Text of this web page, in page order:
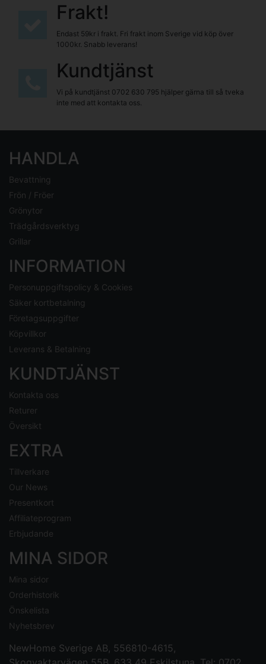
Frakt!
Endast 59kr i frakt. Fri frakt inom Sverige vid köp över
1000kr. Snabb leverans!
Kundtjänst
Vi på kundtjänst 0702 630 795 hjälper gärna till så tveka
inte med att kontakta oss.
HANDLA
Bevattning
Frön / Fröer
Grönytor
Trädgårdsverktyg
Grillar
INFORMATION
Personuppgiftspolicy & Cookies
Säker kortbetalning
Företagsuppgifter
Köpvillkor
Leverans & Betalning
KUNDTJÄNST
Kontakta oss
Returer
Översikt
EXTRA
Tillverkare
Our News
Presentkort
Affiliateprogram
Erbjudande
MINA SIDOR
Mina sidor
Orderhistorik
Önskelista
Nyhetsbrev
NewHome Sverige AB , 556810-4615,